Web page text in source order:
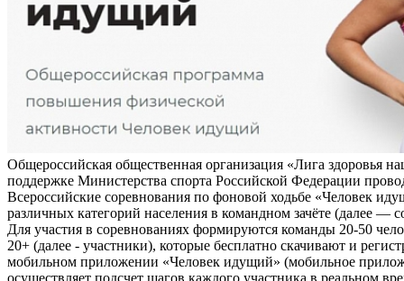
Общероссийская общественная организация «Лига здоровья
поддержке Министерства спорта Российской Федерации
Всероссийские соревнования по фоновой ходьбе «Человек
различных категорий населения в командном зачёте (далее —
Для участия в соревнованиях формируются команды 20-50
20+ (далее - участники), которые бесплатно скачивают и
мобильном приложении «Человек идущий» (мобильное
осуществляет подсчет шагов каждого участника в реальном